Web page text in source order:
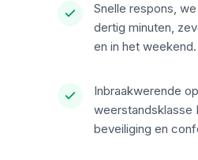
Snelle respons,
dertig minuten,
en in het weekend.
Inbraakwerende
weerstandsklasse
beveiliging en